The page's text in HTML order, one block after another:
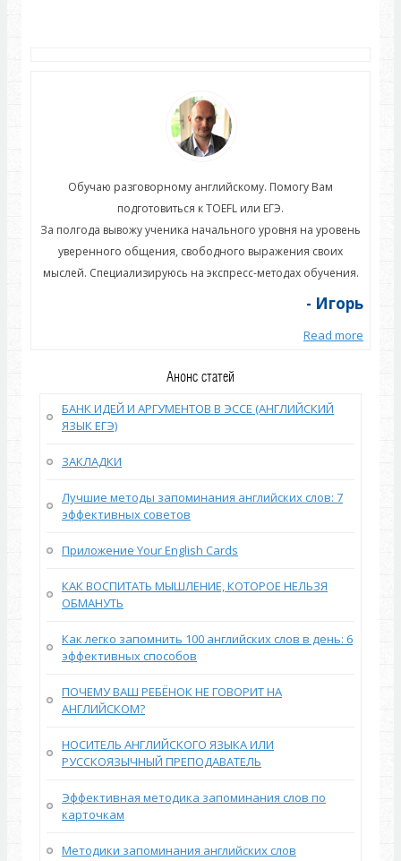
Обучаю разговорному английскому. Помогу Вам
подготовиться к TOEFL или ЕГЭ.
За полгода вывожу ученика начального уровня на уровень
уверенного общения, свободного выражения своих
мыслей. Специализируюсь на экспресс-методах обучения.
- Игорь
Read more
Анонс статей
БАНК ИДЕЙ И АРГУМЕНТОВ В ЭССЕ (АНГЛИЙСКИЙ
ЯЗЫК ЕГЭ)
ЗАКЛАДКИ
Лучшие методы запоминания английских слов: 7
эффективных советов
Приложение Your English Cards
КАК ВОСПИТАТЬ МЫШЛЕНИЕ, КОТОРОЕ НЕЛЬЗЯ
ОБМАНУТЬ
Как легко запомнить 100 английских слов в день: 6
эффективных способов
ПОЧЕМУ ВАШ РЕБЁНОК НЕ ГОВОРИТ НА
АНГЛИЙСКОМ?
НОСИТЕЛЬ АНГЛИЙСКОГО ЯЗЫКА ИЛИ
РУССКОЯЗЫЧНЫЙ ПРЕПОДАВАТЕЛЬ
Эффективная методика запоминания слов по
карточкам
Методики запоминания английских слов